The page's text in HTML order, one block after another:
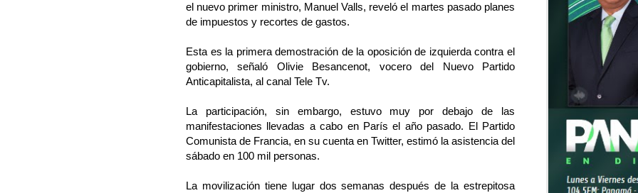
el nuevo primer ministro, Manuel Valls, reveló el martes pasado planes
de impuestos y recortes de gastos.
Esta es la primera demostración de la oposición de izquierda contra el
gobierno, señaló Olivie Besancenot, vocero del Nuevo Partido
Anticapitalista, al canal Tele Tv.
La participación, sin embargo, estuvo muy por debajo de las
manifestaciones llevadas a cabo en París el año pasado. El Partido
Comunista de Francia, en su cuenta en Twitter, estimó la asistencia del
sábado en 100 mil personas.
La movilización tiene lugar dos semanas después de la estrepitosa